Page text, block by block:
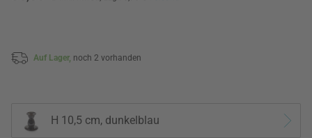
Auf Lager, noch 2 vorhanden
H 10,5 cm, dunkelblau